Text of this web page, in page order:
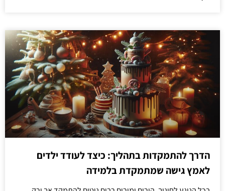
הדרך להתמקדות בתהליך: כיצד לעודד ילדים
לאמץ גישה שמתמקדת בלמידה